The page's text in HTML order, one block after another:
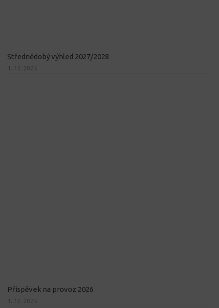
Střednědobý výhled 2027/2028
1. 12. 2025
Příspěvek na provoz 2026
1. 12. 2025